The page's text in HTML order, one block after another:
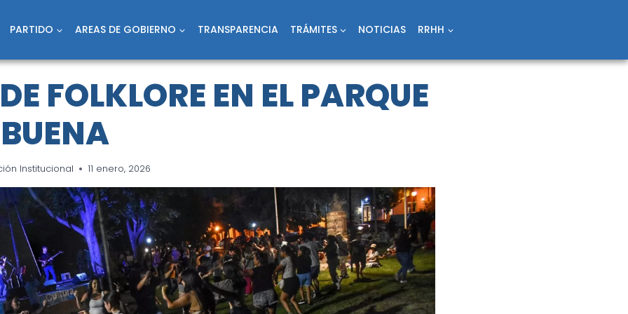
PARTIDO AREAS DE GOBIERNO TRANSPARENCIA TRÁMITES NOTICIAS RRHH
FOLKLORE EN EL PARQUE
Institucional 11 enero, 2026